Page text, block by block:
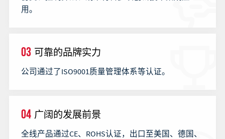
用。
03 可靠的品牌实力
公司通过了ISO9001质量管理体系等认证。
04 广阔的发展前景
全线产品通过CE、ROHS认证，出口至美国、德国、